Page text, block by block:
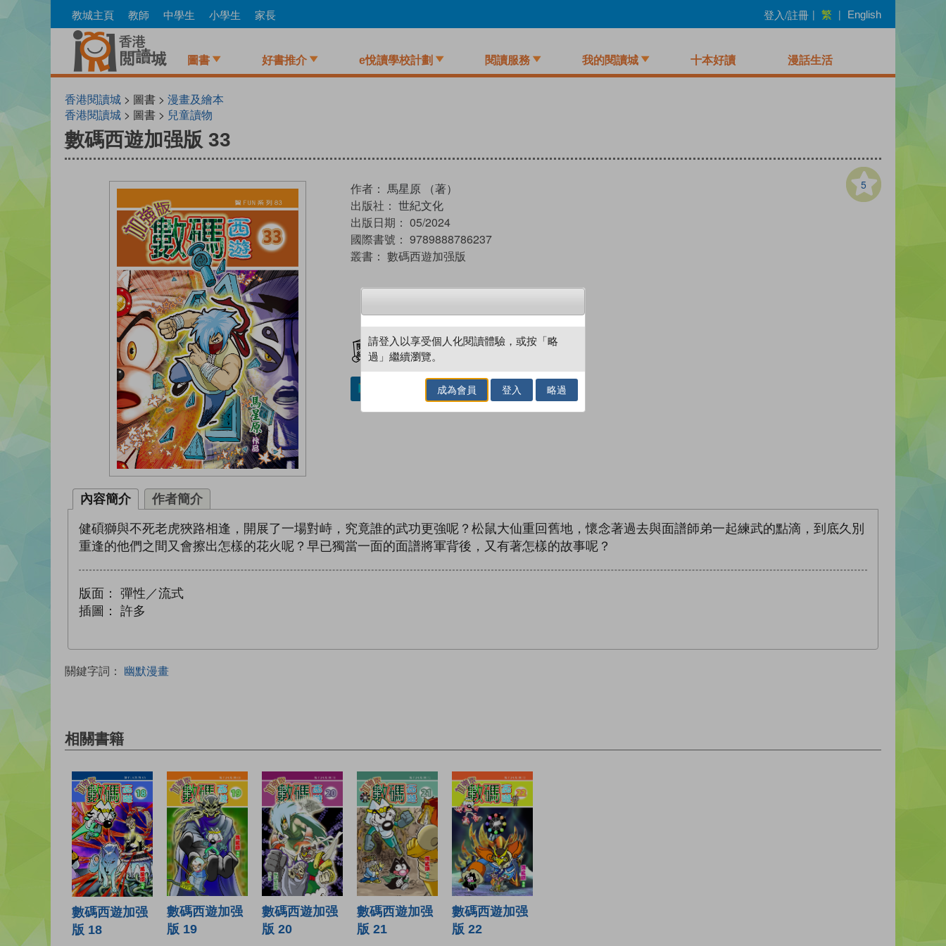
to
教城主頁 教師 中學生 小學生 家長 登入/註冊 | 繁 | English
圖書 好書推介 e悅讀學校計劃 閱讀服務 我的閱讀城 十本好讀 漫話生活
香港閱讀城 > 圖書 > 漫畫及繪本
香港閱讀城 > 圖書 > 兒童讀物
數碼西遊加强版 33
5
作者： 馬星原 （著）
出版社： 世紀文化
出版日期： 05/2024
國際書號： 9789888786237
叢書： 數碼西遊加强版
加入閱讀紀錄
加入／閱讀電子書
內容簡介 作者簡介
健碩獅與不死老虎狹路相逢，開展了一場對峙，究竟誰的武功更強呢？松鼠大仙重回舊地，懷念著過去與面譜師弟一起練武的點滴，到底久別
重逢的他們之間又會擦出怎樣的花火呢？早已獨當一面的面譜將軍背後，又有著怎樣的故事呢？
版面：
彈性／流式
插圖：
許多
關鍵字詞： 幽默漫畫
相關書籍
數碼西遊加强
版 18
數碼西遊加强
版 19
數碼西遊加强
版 20
數碼西遊加强
版 21
數碼西遊加强
版 22
請登入以享受個人化閱讀體驗，或按「略
過」繼續瀏覽。
成為會員 登入 略過